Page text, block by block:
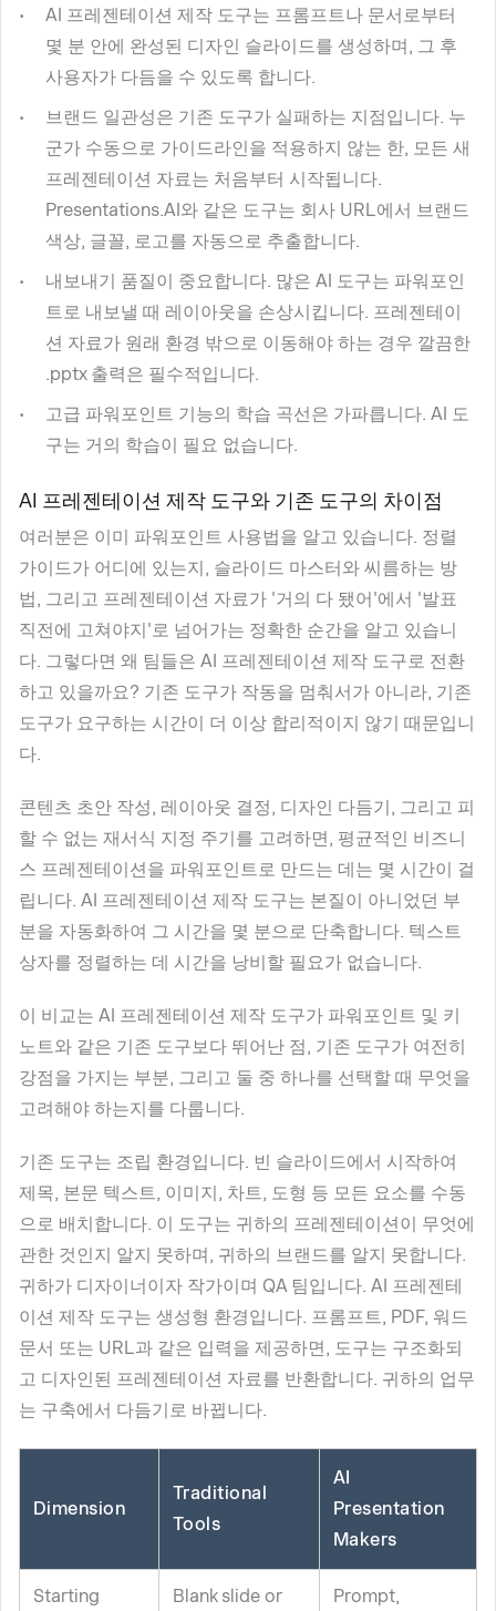
AI 프레젠테이션 제작 도구는 프롬프트나 문서로부터
몇 분 안에 완성된 디자인 슬라이드를 생성하며, 그 후
사용자가 다듬을 수 있도록 합니다.
브랜드 일관성은 기존 도구가 실패하는 지점입니다. 누
군가 수동으로 가이드라인을 적용하지 않는 한, 모든 새
프레젠테이션 자료는 처음부터 시작됩니다.
Presentations.AI와 같은 도구는 회사 URL에서 브랜드
색상, 글꼴, 로고를 자동으로 추출합니다.
내보내기 품질이 중요합니다. 많은 AI 도구는 파워포인
트로 내보낼 때 레이아웃을 손상시킵니다. 프레젠테이
션 자료가 원래 환경 밖으로 이동해야 하는 경우 깔끔한
.pptx 출력은 필수적입니다.
고급 파워포인트 기능의 학습 곡선은 가파릅니다. AI 도
구는 거의 학습이 필요 없습니다.
AI 프레젠테이션 제작 도구와 기존 도구의 차이점
여러분은 이미 파워포인트 사용법을 알고 있습니다. 정렬
가이드가 어디에 있는지, 슬라이드 마스터와 씨름하는 방
법, 그리고 프레젠테이션 자료가 '거의 다 됐어'에서 '발표
직전에 고쳐야지'로 넘어가는 정확한 순간을 알고 있습니
다. 그렇다면 왜 팀들은 AI 프레젠테이션 제작 도구로 전환
하고 있을까요? 기존 도구가 작동을 멈춰서가 아니라, 기존
도구가 요구하는 시간이 더 이상 합리적이지 않기 때문입니
다.
콘텐츠 초안 작성, 레이아웃 결정, 디자인 다듬기, 그리고 피
할 수 없는 재서식 지정 주기를 고려하면, 평균적인 비즈니
스 프레젠테이션을 파워포인트로 만드는 데는 몇 시간이 걸
립니다. AI 프레젠테이션 제작 도구는 본질이 아니었던 부
분을 자동화하여 그 시간을 몇 분으로 단축합니다. 텍스트
상자를 정렬하는 데 시간을 낭비할 필요가 없습니다.
이 비교는 AI 프레젠테이션 제작 도구가 파워포인트 및 키
노트와 같은 기존 도구보다 뛰어난 점, 기존 도구가 여전히
강점을 가지는 부분, 그리고 둘 중 하나를 선택할 때 무엇을
고려해야 하는지를 다룹니다.
기존 도구는 조립 환경입니다. 빈 슬라이드에서 시작하여
제목, 본문 텍스트, 이미지, 차트, 도형 등 모든 요소를 수동
으로 배치합니다. 이 도구는 귀하의 프레젠테이션이 무엇에
관한 것인지 알지 못하며, 귀하의 브랜드를 알지 못합니다.
귀하가 디자이너이자 작가이며 QA 팀입니다. AI 프레젠테
이션 제작 도구는 생성형 환경입니다. 프롬프트, PDF, 워드
문서 또는 URL과 같은 입력을 제공하면, 도구는 구조화되
고 디자인된 프레젠테이션 자료를 반환합니다. 귀하의 업무
는 구축에서 다듬기로 바뀝니다.
Dimension
Traditional
Tools
AI
Presentation
Makers
Starting
Blank slide or
Prompt,